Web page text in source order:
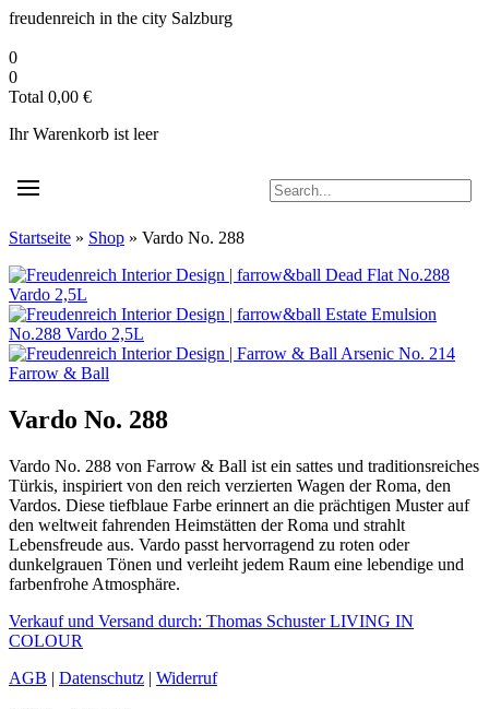
Zum
springen
freudenreich in the city Salzburg
0
0
Total 0,00 €
Ihr Warenkorb ist leer
Startseite » Shop » Vardo No. 288
Farrow & Ball
Vardo No. 288
Vardo No. 288 von Farrow & Ball ist ein sattes und traditionsreiches
Türkis, inspiriert von den reich verzierten Wagen der Roma, den
Vardos. Diese tiefblaue Farbe erinnert an die prächtigen Muster auf
den weltweit fahrenden Heimstätten der Roma und strahlt
Lebensfreude aus. Vardo passt hervorragend zu roten oder
dunkelgrauen Tönen und verleiht jedem Raum eine lebendige und
farbenfrohe Atmosphäre.
Verkauf und Versand durch: Thomas Schuster LIVING IN
COLOUR
AGB | Datenschutz | Widerruf